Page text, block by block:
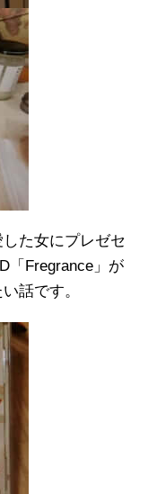
た女にプレゼセ
「Fregrance」が
話です。